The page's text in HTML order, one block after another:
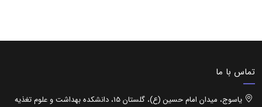
تماس با ما
یاسوج، میدان امام حسین (ع)، گلستان 15، دانشکده بهداشت و علوم تغذیه